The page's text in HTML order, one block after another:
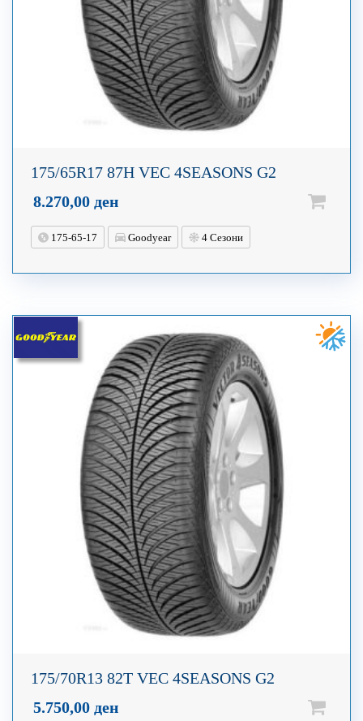
175/65R17 87H VEC 4SEASONS G2
8.270,00 ден
175-65-17 Goodyear 4 Сезони
175/70R13 82T VEC 4SEASONS G2
5.750,00 ден